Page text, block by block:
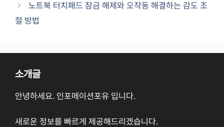
노트북 터치패드 잠금 해제와 오작동 해결하는 감도 조
절 방법
소개글
안녕하세요. 인포메이션포유 입니다.
새로운 정보를 빠르게 제공해드리겠습니다.